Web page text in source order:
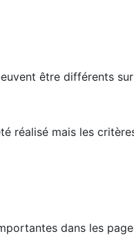
être différents
réalisé mais les
dans les